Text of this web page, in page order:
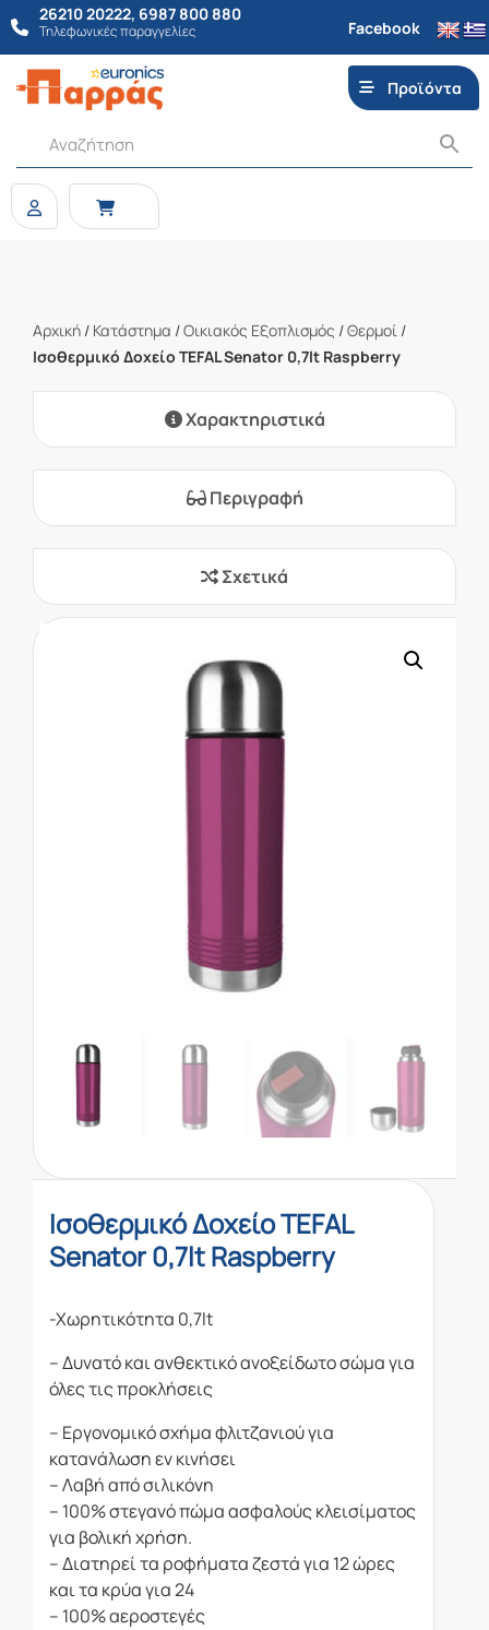
26210 20222, 6987 800 880
Τηλεφωνικές παραγγελίες Facebook
Προϊόντα
Αρχική / Κατάστημα /Οικιακός Εξοπλισμός /Θερμοί /
Ισοθερμικό Δοχείο TEFAL Senator 0,7lt Raspberry
Χαρακτηριστικά
Περιγραφή
Σχετικά
Ισοθερμικό Δοχείο TEFAL
Senator 0,7lt Raspberry
-Χωρητικότητα 0,7lt
– Δυνατό και ανθεκτικό ανοξείδωτο σώμα για
όλες τις προκλήσεις
– Εργονομικό σχήμα φλιτζανιού για
κατανάλωση εν κινήσει
– Λαβή από σιλικόνη
– 100% στεγανό πώμα ασφαλούς κλεισίματος
για βολική χρήση.
– Διατηρεί τα ροφήματα ζεστά για 12 ώρες
και τα κρύα για 24
– 100% αεροστεγές